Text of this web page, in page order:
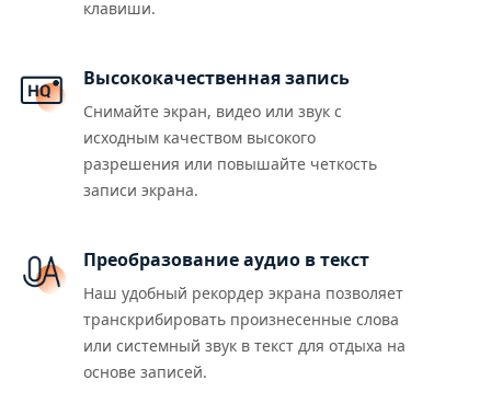
клавиши.
Высококачественная запись
Снимайте экран, видео или звук с
исходным качеством высокого
разрешения или повышайте четкость
записи экрана.
Преобразование аудио в текст
Наш удобный рекордер экрана позволяет
транскрибировать произнесенные слова
или системный звук в текст для отдыха на
основе записей.